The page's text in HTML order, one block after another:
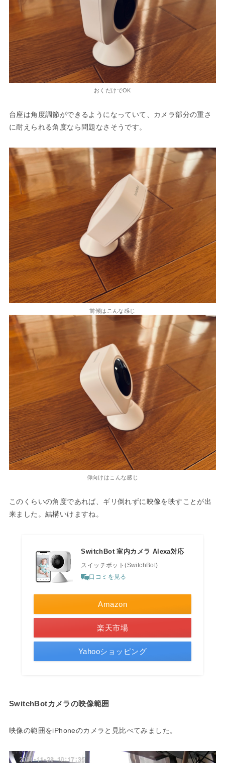
おくだけでOK
台座は角度調節ができるようになっていて、カメラ部分の重さ
に耐えられる角度なら問題なさそうです。
前傾はこんな感じ
仰向けはこんな感じ
このくらいの角度であれば、ギリ倒れずに映像を映すことが出
来ました。結構いけますね。
SwitchBot 室内カメラ Alexa対応
スイッチボット(SwitchBot)
口コミを見る
Amazon
楽天市場
Yahooショッピング
SwitchBotカメラの映像範囲
映像の範囲をiPhoneのカメラと見比べてみました。